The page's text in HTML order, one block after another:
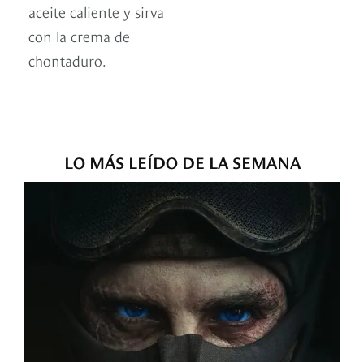
aceite caliente y sirva
con la crema de
chontaduro.
LO MÁS LEÍDO DE LA SEMANA